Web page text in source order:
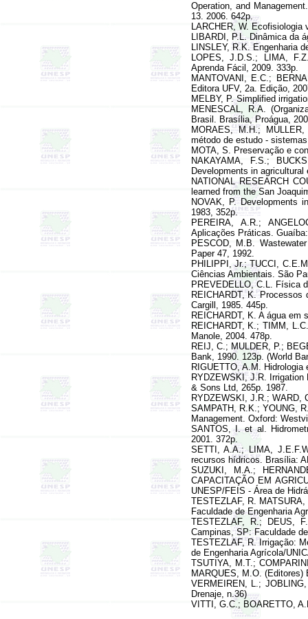
Operation, and Management
13. 2006. 642p.
LARCHER, W. Ecofisiologia
LIBARDI, P.L. Dinâmica da
LINSLEY, R.K. Engenharia
LOPES, J.D.S.; LIMA,
Aprenda Fácil, 2009. 333p.
MANTOVANI, E.C.;
Editora UFV, 2a. Edição,
MELBY, P. Simplified
MENESCAL, R.A.
Brasil. Brasília, Proágua,
MORAES, M.H.;
método de estudo -
MOTA, S. Preservação e
NAKAYAMA, F.S.;
Developments in agricultural
NATIONAL RESEARCH
learned from the San
NOVAK, P. Developments
1983, 352p.
PEREIRA, A.R.;
Aplicações Práticas.
PESCOD, M.B.
Paper 47, 1992.
PHILIPPI, Jr.; TUCCI,
Ciências Ambientais. São
PREVEDELLO, C.L. Física
REICHARDT, K.
Cargill, 1985. 445p.
REICHARDT, K. A água em
REICHARDT, K.; TIMM,
Manole, 2004. 478p.
REIJ, C.; MULDER, P.;
Bank, 1990. 123p. (World
RIGUETTO, A.M.
RYDZEWSKI, J.R. Irrigation
& Sons Ltd, 265p. 1987.
RYDZEWSKI, J.R.; WARD,
SAMPATH, R.K.; YOUNG,
Management. Oxford:
SANTOS, I. et al.
2001. 372p.
SETTI, A.A.; LIMA,
recursos hídricos. Brasília:
SUZUKI, M.A.;
CAPACITAÇÃO EM
UNESP/FEIS - Área de
TESTEZLAF, R.
Faculdade de Engenharia
TESTEZLAF, R.; DEUS,
Campinas, SP: Faculdade
TESTEZLAF, R.Irrigação:
de Engenharia Agrícola/
TSUTIYA, M.T.;
MARQUES, M.O. (Editores)
VERMEIREN, L.;
Drenaje, n.36)
VITTI, G.C.; BOARETTO,